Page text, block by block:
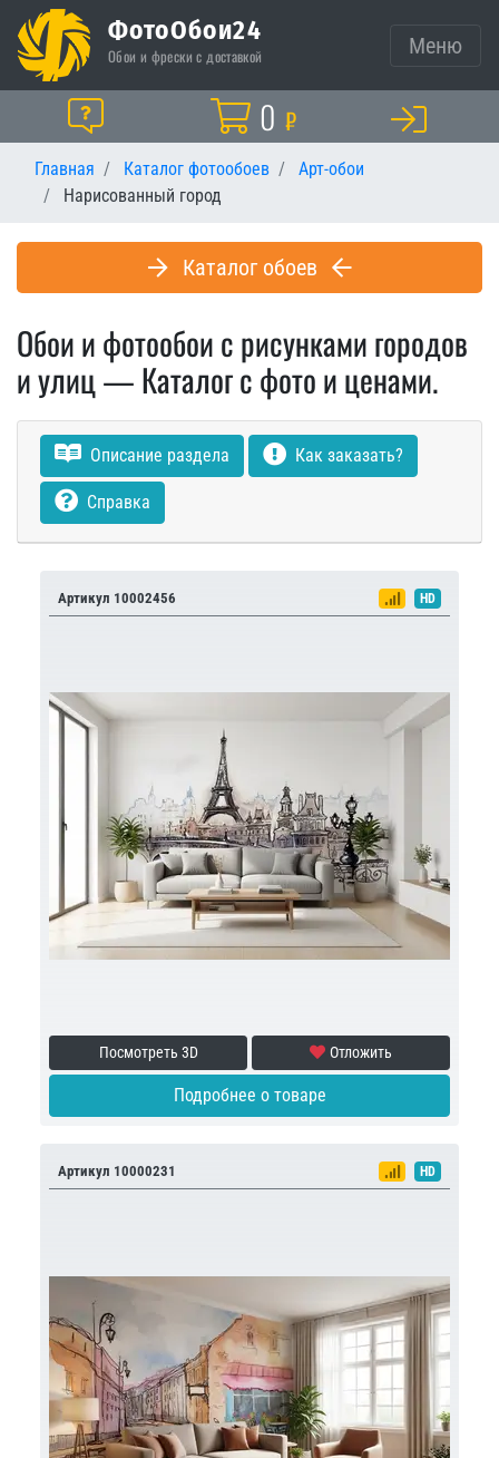
ФотоОбои24
Обои и фрески с доставкой Меню
Помощь Корзина
0 ₽
Главная Каталог фотообоев
Арт-обои
Нарисованный город
Каталог обоев
Обои и фотообои с рисунками городов
и улиц — Каталог с фото и ценами.
Описание раздела Как заказать?
Справка
Артикул 10002456 HD
Посмотреть 3D Отложить
Подробнее о товаре
Артикул 10000231 HD